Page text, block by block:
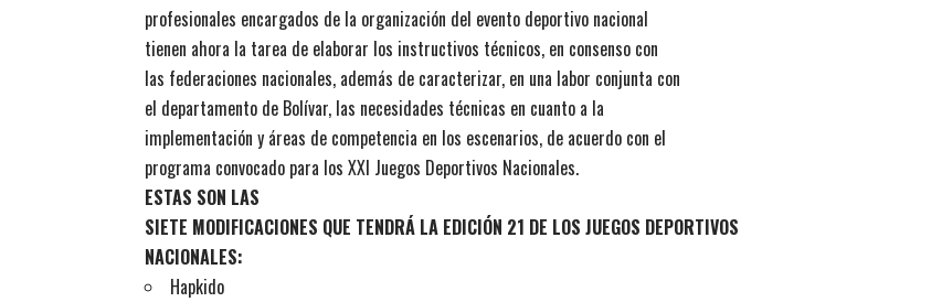
profesionales encargados de la organización del evento deportivo nacional
tienen ahora la tarea de elaborar los instructivos técnicos, en consenso con
las federaciones nacionales, además de caracterizar, en una labor conjunta con
el departamento de Bolívar, las necesidades técnicas en cuanto a la
implementación y áreas de competencia en los escenarios, de acuerdo con el
programa convocado para los XXI Juegos Deportivos Nacionales.
ESTAS SON LAS
SIETE MODIFICACIONES QUE TENDRÁ LA EDICIÓN 21 DE LOS JUEGOS DEPORTIVOS
NACIONALES:
Hapkido